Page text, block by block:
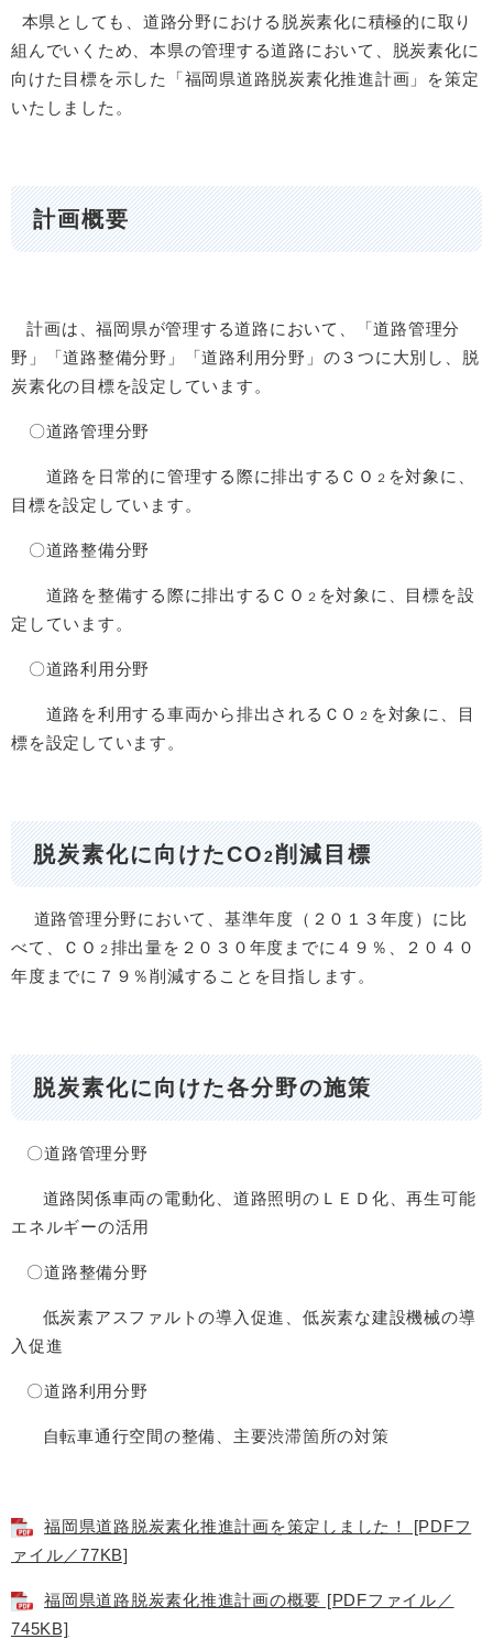
本県としても、道路分野における脱炭素化に積極的に取り
組んでいくため、本県の管理する道路において、脱炭素化に
向けた目標を示した「福岡県道路脱炭素化推進計画」を策定
いたしました。
計画概要
計画は、福岡県が管理する道路において、「道路管理分
野」「道路整備分野」「道路利用分野」の３つに大別し、脱
炭素化の目標を設定しています。
〇道路管理分野
道路を日常的に管理する際に排出するＣＯ ２ を対象に、
目標を設定しています。
〇道路整備分野
道路を整備する際に排出するＣＯ ２ を対象に、目標を設
定しています。
〇道路利用分野
道路を利用する車両から排出されるＣＯ ２ を対象に、目
標を設定しています。
脱炭素化に向けたCO2削減目標​
道路管理分野において、基準年度（２０１３年度）に比
べて、ＣＯ ２ 排出量を２０３０年度までに４９％、２０４０
年度までに７９％削減することを目指します。
脱炭素化に向けた各分野の施策
〇道路管理分野
道路関係車両の電動化、道路照明のＬＥＤ化、再生可能
エネルギーの活用
〇道路整備分野
低炭素アスファルトの導入促進、低炭素な建設機械の導
入促進
〇道路利用分野
自転車通行空間の整備、主要渋滞箇所の対策
福岡県道路脱炭素化推進計画を策定しました！ [PDFフ
ァイル／77KB]
福岡県道路脱炭素化推進計画の概要 [PDFファイル／
745KB]